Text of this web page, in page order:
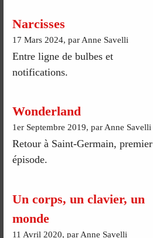
Narcisses
17 Mars 2024, par Anne Savelli
Entre ligne de bulbes et
notifications.
Wonderland
1er Septembre 2019, par Anne Savelli
Retour à Saint-Germain, premier
épisode.
Un corps, un clavier, un
monde
11 Avril 2020, par Anne Savelli